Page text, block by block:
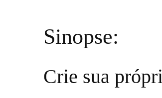
Sinopse:
Crie sua